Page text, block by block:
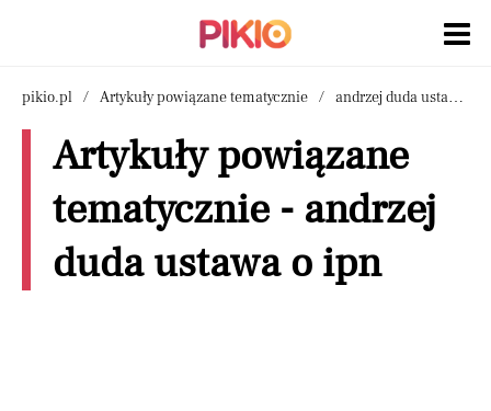
pikio.pl Artykuły powiązane tematycznie andrzej duda ustawa o ipn
Artykuły powiązane
tematycznie - andrzej
duda ustawa o ipn